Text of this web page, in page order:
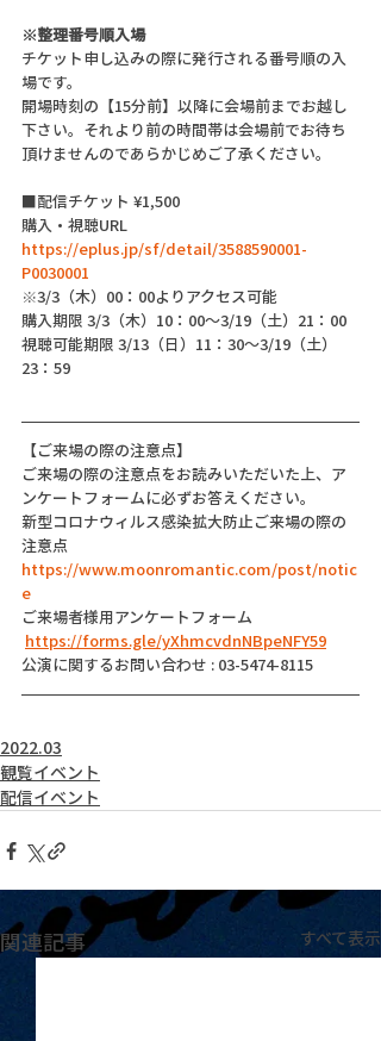
※整理番号順入場
チケット申し込みの際に発行される番号順の入
場です。
開場時刻の【15分前】以降に会場前までお越し
下さい。それより前の時間帯は会場前でお待ち
頂けませんのであらかじめご了承ください。
■配信チケット ¥1,500
購入・視聴URL
https://eplus.jp/sf/detail/3588590001-
P0030001
※3/3（木）00：00よりアクセス可能
購入期限 3/3（木）10：00～3/19（土）21：00
視聴可能期限 3/13（日）11：30～3/19（土）
23：59
【ご来場の際の注意点】
ご来場の際の注意点をお読みいただいた上、ア
ンケートフォームに必ずお答えください。
新型コロナウィルス感染拡大防止ご来場の際の
注意点
https://www.moonromantic.com/post/notic
e
ご来場者様用アンケートフォーム
https://forms.gle/yXhmcvdnNBpeNFY59
公演に関するお問い合わせ : 03-5474-8115
2022.03
観覧イベント
配信イベント
関連記事 すべて表示